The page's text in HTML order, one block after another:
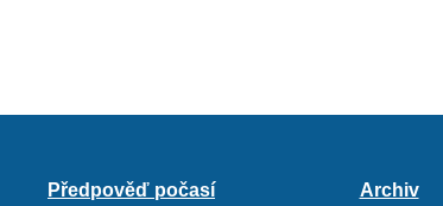
Předpověď počasí Archiv